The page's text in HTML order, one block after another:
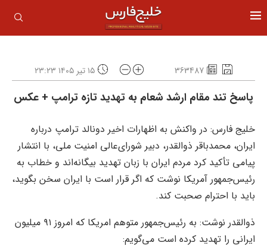
363487 ۱۵ تیر ۱۴۰۵ ۲۳:۲۳
پاسخ تند مقام ارشد شعام به تهدید تازه ترامپ + عکس
خلیج فارس: در واکنش به اظهارات اخیر دونالد ترامپ درباره
ایران، محمدباقر ذوالقدر، دبیر شورای‌عالی امنیت ملی، با انتشار
پیامی تأکید کرد مردم ایران با زبان تهدید بیگانه‌اند و خطاب به
رئیس‌جمهور آمریکا نوشت که اگر قرار است با ایران سخن بگوید،
باید با احترام صحبت کند.
ذوالقدر نوشت: به رئیس‌جمهور متوهم امریکا که امروز ۹۱ میلیون
ایرانی را تهدید کرده است می‌گویم: